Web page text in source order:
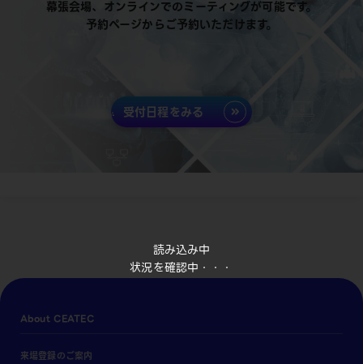
読み込み中
状況を確認中・・・
幕張会場、オンラインでのミーティングが可能です。
予約ページからご予約いただけます。
受付日程をみる
About CEATEC
来場登録のご案内